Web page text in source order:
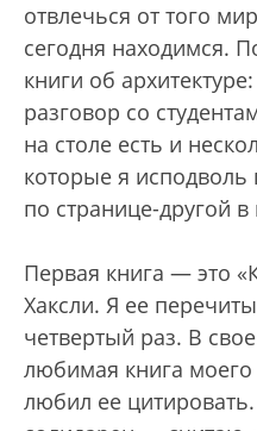
отвлечься от того
сегодня находимся.
книги об
разговор со
на столе есть и
которые я
по странице-другой
Первая книга — это
Хаксли. Я ее
четвертый раз. В
любимая книга моего
любил ее